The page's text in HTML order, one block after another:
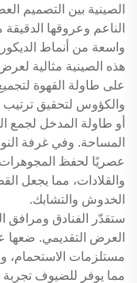
الصينية بين التصميم
الناعم وعروقها
واسعة من أنماط
هذه الصينية مثالية
على طاولة القهوة
والكؤوس لتحقيق
أو طاولة المدخل لجمع
المساحة. وفي غرفة
عصريًا لحفظ المجوهرات
والقلادات، مما يجعل
الخدوش والتشابك.
ستقدّر الفنادق ومرافق
العرض التقديمي.
مستلزمات الاستحمام،
مما يوفر للضيوف